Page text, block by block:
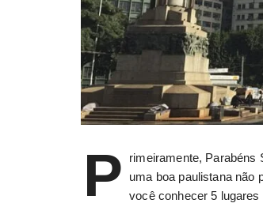
P
rimeiramente, Parabéns
uma boa paulistana não
você conhecer 5